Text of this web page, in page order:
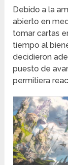
Debido a la
abierto en
tomar cartas
tiempo al
decidieron
puesto de
permitiera